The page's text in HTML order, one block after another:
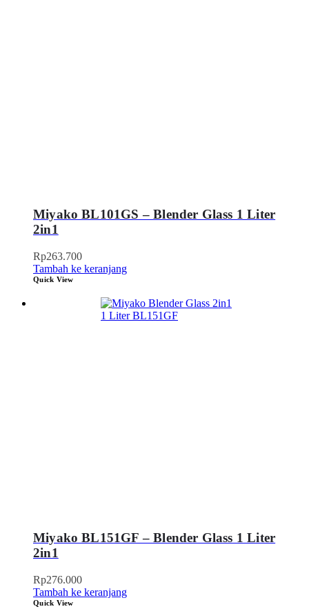
Miyako BL101GS – Blender Glass 1 Liter
2in1
Rp263.700
Tambah ke keranjang
Quick View
Miyako BL151GF – Blender Glass 1 Liter
2in1
Rp276.000
Tambah ke keranjang
Quick View